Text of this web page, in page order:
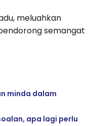
meluahkan
semangat
minda dalam
apa lagi perlu